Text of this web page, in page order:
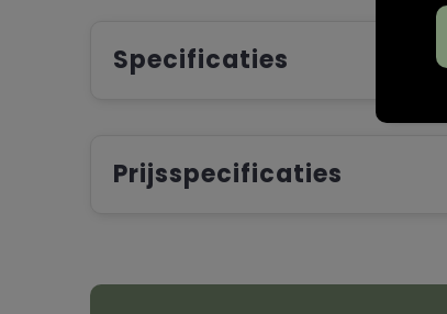
Specificaties
Prijsspecificaties